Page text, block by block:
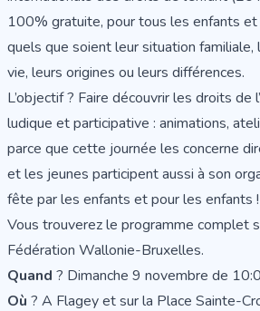
100% gratuite, pour tous les enfants
quels que soient leur situation familiale,
vie, leurs origines ou leurs différences.
L’objectif ? Faire découvrir les droits de
ludique et participative : animations,
parce que cette journée les concerne
et les jeunes participent aussi à son
fête par les enfants et pour les enfants !
Vous trouverez le programme complet
Fédération Wallonie-Bruxelles.
Quand ? Dimanche 9 novembre de
Où ? A Flagey et sur la Place Sainte-